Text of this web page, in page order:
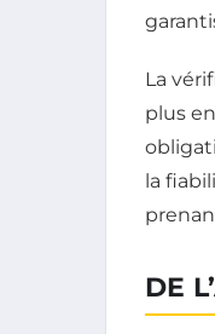
La
plus
la
DE